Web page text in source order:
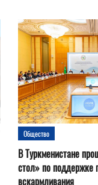
Общество
В Туркменистане
стол» по поддержке
вскармливания